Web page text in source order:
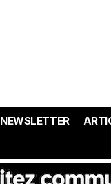
NEWSLETTER